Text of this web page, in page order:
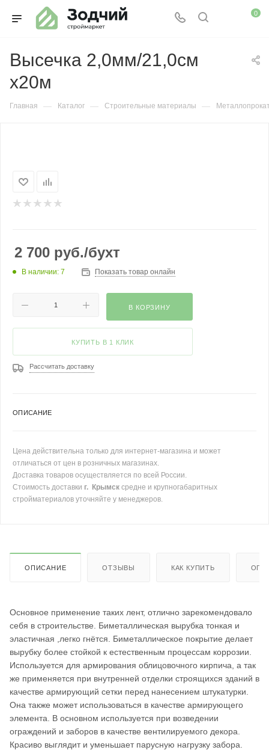
0
Высечка 2,0мм/21,0см
х20м
Главная — Каталог — Строительные материалы —
2 700 руб./бухт
В наличии: 7 Показать товар онлайн
В КОРЗИНУ
КУПИТЬ В 1 КЛИК
Рассчитать доставку
ОПИСАНИЕ
Цена действительна только для интернет-магазина и может
отличаться от цен в розничных магазинах.
Доставка товаров осуществляется по всей России.
Стоимость доставки г. Крымск средне и крупногабаритных
стройматериалов уточняйте у менеджеров.
ОПИСАНИЕ ОТЗЫВЫ КАК КУПИТЬ
Основное применение таких лент, отлично зарекомендовало
себя в строительстве. Биметаллическая вырубка тонкая и
эластичная ,легко гнётся. Биметаллическое покрытие делает
вырубку более стойкой к естественным процессам коррозии.
Используется для армирования облицовочного кирпича, а так
же применяется при внутренней отделки строящихся зданий в
качестве армирующий сетки перед нанесением штукатурки.
Она также может использоваться в качестве армирующего
элемента. В основном используется при возведении
ограждений и заборов в качестве вентилируемого декора.
Красиво выглядит и уменьшает парусную нагрузку забора.